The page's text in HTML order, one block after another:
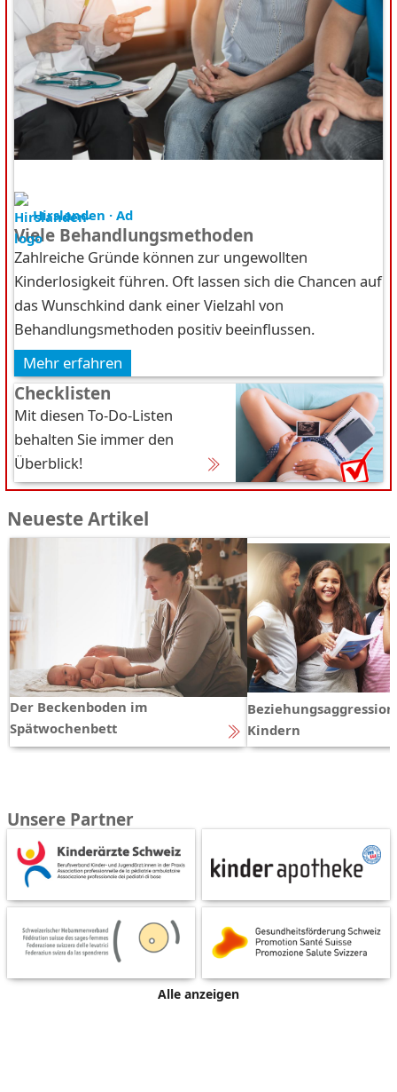
Hirslanden · Ad
Viele Behandlungsmethoden
Zahlreiche Gründe können zur ungewollten
Kinderlosigkeit führen. Oft lassen sich die Chancen auf
das Wunschkind dank einer Vielzahl von
Behandlungsmethoden positiv beeinflussen.
Mehr erfahren
Checklisten
Mit diesen To-Do-Listen
behalten Sie immer den
Überblick!
Neueste Artikel
Der Beckenboden im
Spätwochenbett
Kindern
Unsere Partner
Alle anzeigen